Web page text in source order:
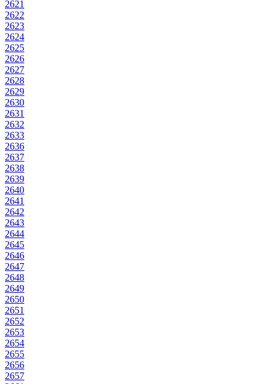
2621
2622
2623
2624
2625
2626
2627
2628
2629
2630
2631
2632
2633
2636
2637
2638
2639
2640
2641
2642
2643
2644
2645
2646
2647
2648
2649
2650
2651
2652
2653
2654
2655
2656
2657